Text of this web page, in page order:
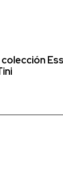
colección